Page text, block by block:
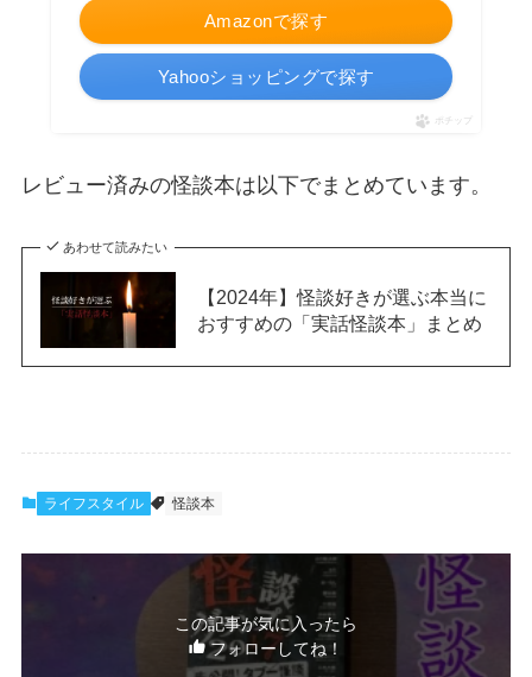
Amazonで探す
Yahooショッピングで探す
ポチップ
レビュー済みの怪談本は以下でまとめています。
あわせて読みたい
【2024年】怪談好きが選ぶ本当に
おすすめの「実話怪談本」まとめ
ライフスタイル 怪談本
この記事が気に入ったら
フォローしてね！